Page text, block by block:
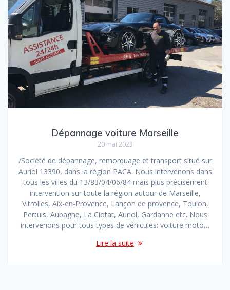
Dépannage voiture Marseille
20 mai 2023
/Société de dépannage, remorquage et transport situé sur
Auriol 13390, dans la région PACA. Nous intervenons dans
tous les villes du 13/83/04/06/84 mais plus précisément
intervention sur toute la région autour de Marseille,
Vitrolles, Aix-en-Provence, Lançon de provence, Toulon,
Pertuis, Aubagne, La Ciotat, Auriol, Gardanne etc. Nous
intervenons pour tous types de véhicules: voiture moto…
Lire la suite